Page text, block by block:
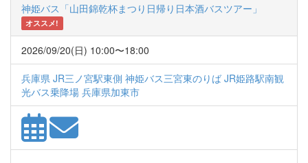
神姫バス「山田錦乾杯まつり日帰り日本酒バスツアー」
オススメ!
2026/09/20(日) 10:00〜18:00
兵庫県 JR三ノ宮駅東側 神姫バス三宮東のりば JR姫路駅南観
光バス乗降場 兵庫県加東市